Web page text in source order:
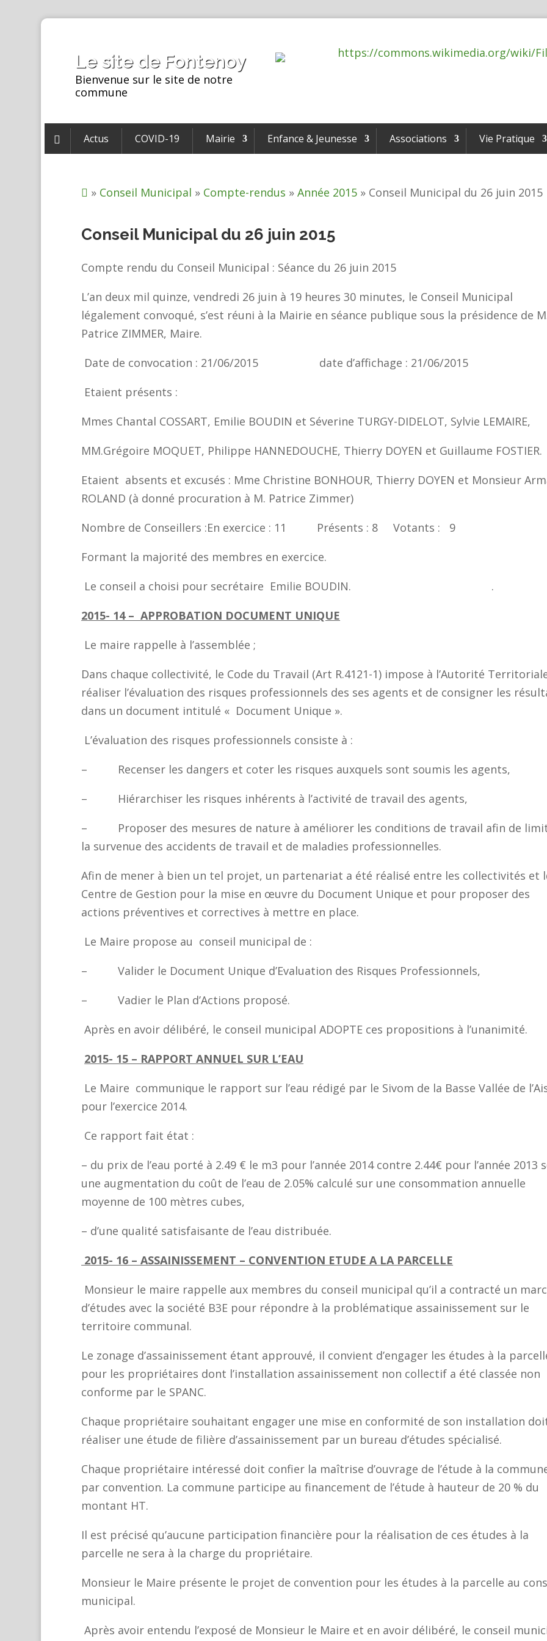
Le site de Fontenoy
Bienvenue sur le site de notre
commune
 Actus COVID-19 Mairie Enfance & Jeunesse Associations Vie Pratique
 » Conseil Municipal » Compte-rendus »Année 2015 » Conseil Municipal du 26 juin 2015
Conseil Municipal du 26 juin 2015
Compte rendu du Conseil Municipal : Séance du 26 juin 2015
L’an deux mil quinze, vendredi 26 juin à 19 heures 30 minutes, le Conseil Municipal
légalement convoqué, s’est réuni à la Mairie en séance publique sous la présidence de
Patrice ZIMMER, Maire.
Date de convocation : 21/06/2015 date d’affichage : 21/06/2015
Etaient présents :
Mmes Chantal COSSART, Emilie BOUDIN et Séverine TURGY-DIDELOT, Sylvie LEMAIRE,
MM.Grégoire MOQUET, Philippe HANNEDOUCHE, Thierry DOYEN et Guillaume FOSTIER.
Etaient absents et excusés : Mme Christine BONHOUR, Thierry DOYEN et Monsieur
ROLAND (à donné procuration à M. Patrice Zimmer)
Nombre de Conseillers :En exercice : 11 Présents : 8 Votants : 9
Formant la majorité des membres en exercice.
Le conseil a choisi pour secrétaire Emilie BOUDIN. .
2015- 14 – APPROBATION DOCUMENT UNIQUE
Le maire rappelle à l’assemblée ;
Dans chaque collectivité, le Code du Travail (Art R.4121-1) impose à l’Autorité
réaliser l’évaluation des risques professionnels des ses agents et de consigner les
dans un document intitulé « Document Unique ».
L’évaluation des risques professionnels consiste à :
– Recenser les dangers et coter les risques auxquels sont soumis les agents,
– Hiérarchiser les risques inhérents à l’activité de travail des agents,
– Proposer des mesures de nature à améliorer les conditions de travail afin de
la survenue des accidents de travail et de maladies professionnelles.
Afin de mener à bien un tel projet, un partenariat a été réalisé entre les collectivités et
Centre de Gestion pour la mise en œuvre du Document Unique et pour proposer des
actions préventives et correctives à mettre en place.
Le Maire propose au conseil municipal de :
– Valider le Document Unique d’Evaluation des Risques Professionnels,
– Vadier le Plan d’Actions proposé.
Après en avoir délibéré, le conseil municipal ADOPTE ces propositions à l’unanimité.
2015- 15 – RAPPORT ANNUEL SUR L’EAU
Le Maire communique le rapport sur l’eau rédigé par le Sivom de la Basse Vallée de
pour l’exercice 2014.
Ce rapport fait état :
– du prix de l’eau porté à 2.49 € le m3 pour l’année 2014 contre 2.44€ pour l’année 2013
une augmentation du coût de l’eau de 2.05% calculé sur une consommation annuelle
moyenne de 100 mètres cubes,
– d’une qualité satisfaisante de l’eau distribuée.
2015- 16 – ASSAINISSEMENT – CONVENTION ETUDE A LA PARCELLE
Monsieur le maire rappelle aux membres du conseil municipal qu’il a contracté un
d’études avec la société B3E pour répondre à la problématique assainissement sur le
territoire communal.
Le zonage d’assainissement étant approuvé, il convient d’engager les études à la
pour les propriétaires dont l’installation assainissement non collectif a été classée non
conforme par le SPANC.
Chaque propriétaire souhaitant engager une mise en conformité de son installation
réaliser une étude de filière d’assainissement par un bureau d’études spécialisé.
Chaque propriétaire intéressé doit confier la maîtrise d’ouvrage de l’étude à la
par convention. La commune participe au financement de l’étude à hauteur de 20 % du
montant HT.
Il est précisé qu’aucune participation financière pour la réalisation de ces études à la
parcelle ne sera à la charge du propriétaire.
Monsieur le Maire présente le projet de convention pour les études à la parcelle au
municipal.
Après avoir entendu l’exposé de Monsieur le Maire et en avoir délibéré, le conseil